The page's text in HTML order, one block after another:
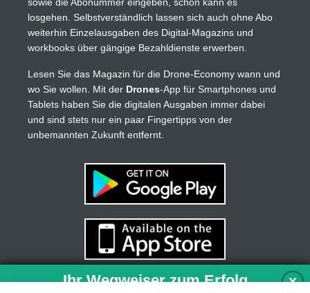
losgehen. Selbstverständlich lassen sich auch ohne Abo
weiterhin Einzelausgaben des Digital-Magazins und
workbooks über gängige Bezahldienste erwerben.
Lesen Sie das Magazin für die Drone-Economy wann und
wo Sie wollen. Mit der Drones-App für Smartphones und
Tablets haben Sie die digitalen Ausgaben immer dabei
und sind stets nur ein paar Fingertipps von der
unbemannten Zukunft entfernt.
X
Ihr Wegweiser zum Erfolg